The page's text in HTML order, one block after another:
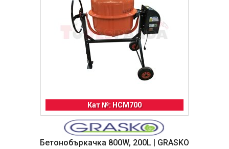
Кат №: HCM700
Бетонобъркачка 800W, 200L | GRASKO